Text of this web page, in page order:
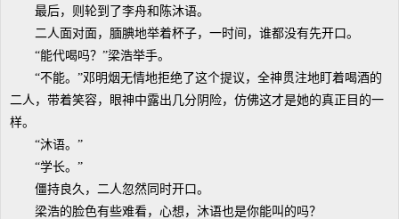
最后，则轮到了李舟和陈沐语。
二人面对面，腼腆地举着杯子，一时间，谁都没有先开口。
“能代喝吗？”梁浩举手。
“不能。”邓明烟无情地拒绝了这个提议，全神贯注地盯着喝酒的
二人，带着笑容，眼神中露出几分阴险，仿佛这才是她的真正目的一
样。
“沐语。”
“学长。”
僵持良久，二人忽然同时开口。
梁浩的脸色有些难看，心想，沐语也是你能叫的吗？